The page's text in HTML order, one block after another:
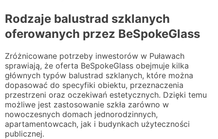
Rodzaje balustrad szklanych
oferowanych przez BeSpokeGlass
Zróżnicowane potrzeby inwestorów w Puławach
sprawiają, że oferta BeSpokeGlass obejmuje kilka
głównych typów balustrad szklanych, które można
dopasować do specyfiki obiektu, przeznaczenia
przestrzeni oraz oczekiwań estetycznych. Dzięki temu
możliwe jest zastosowanie szkła zarówno w
nowoczesnych domach jednorodzinnych,
apartamentowcach, jak i budynkach użyteczności
publicznej.